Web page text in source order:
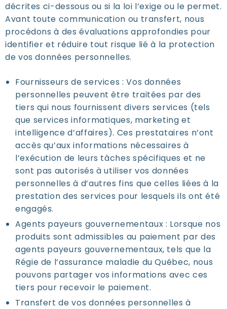
décrites ci-dessous ou si la loi l’exige ou le permet.
Avant toute communication ou transfert, nous
procédons à des évaluations approfondies pour
identifier et réduire tout risque lié à la protection
de vos données personnelles.
Fournisseurs de services : Vos données
personnelles peuvent être traitées par des
tiers qui nous fournissent divers services (tels
que services informatiques, marketing et
intelligence d’affaires). Ces prestataires n’ont
accès qu’aux informations nécessaires à
l’exécution de leurs tâches spécifiques et ne
sont pas autorisés à utiliser vos données
personnelles à d’autres fins que celles liées à la
prestation des services pour lesquels ils ont été
engagés.
Agents payeurs gouvernementaux : Lorsque nos
produits sont admissibles au paiement par des
agents payeurs gouvernementaux, tels que la
Régie de l’assurance maladie du Québec, nous
pouvons partager vos informations avec ces
tiers pour recevoir le paiement.
Transfert de vos données personnelles à